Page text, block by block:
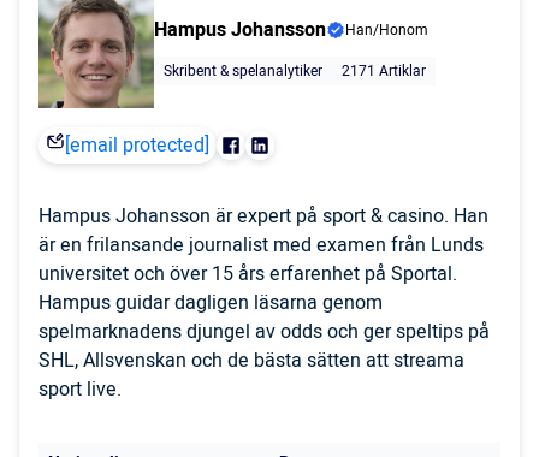
Hampus Johansson
Han/Honom
Skribent & spelanalytiker
2171 Artiklar
[email protected]
Hampus Johansson är expert på sport & casino. Han
är en frilansande journalist med examen från Lunds
universitet och över 15 års erfarenhet på Sportal.
Hampus guidar dagligen läsarna genom
spelmarknadens djungel av odds och ger speltips på
SHL, Allsvenskan och de bästa sätten att streama
sport live.